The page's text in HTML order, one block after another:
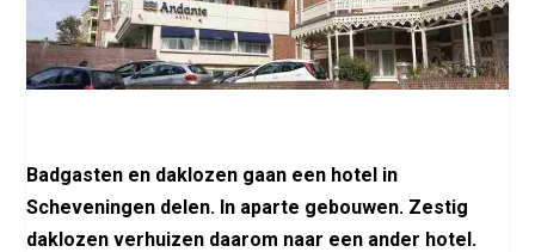
Badgasten en daklozen gaan een hotel in
Scheveningen delen. In aparte gebouwen. Zestig
daklozen verhuizen daarom naar een ander hotel.